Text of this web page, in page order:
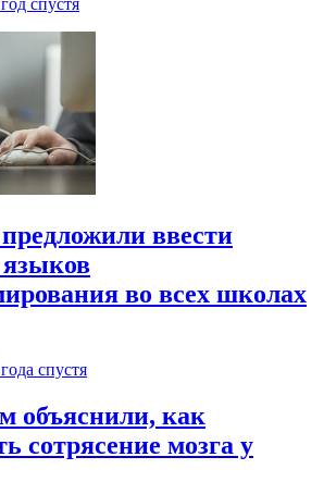
год спустя
ввести
языков
во всех школах
спустя
объяснили, как
сотрясение мозга у